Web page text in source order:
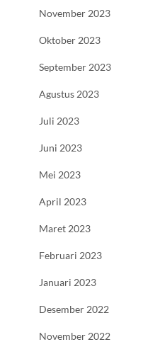
November 2023
Oktober 2023
September 2023
Agustus 2023
Juli 2023
Juni 2023
Mei 2023
April 2023
Maret 2023
Februari 2023
Januari 2023
Desember 2022
November 2022